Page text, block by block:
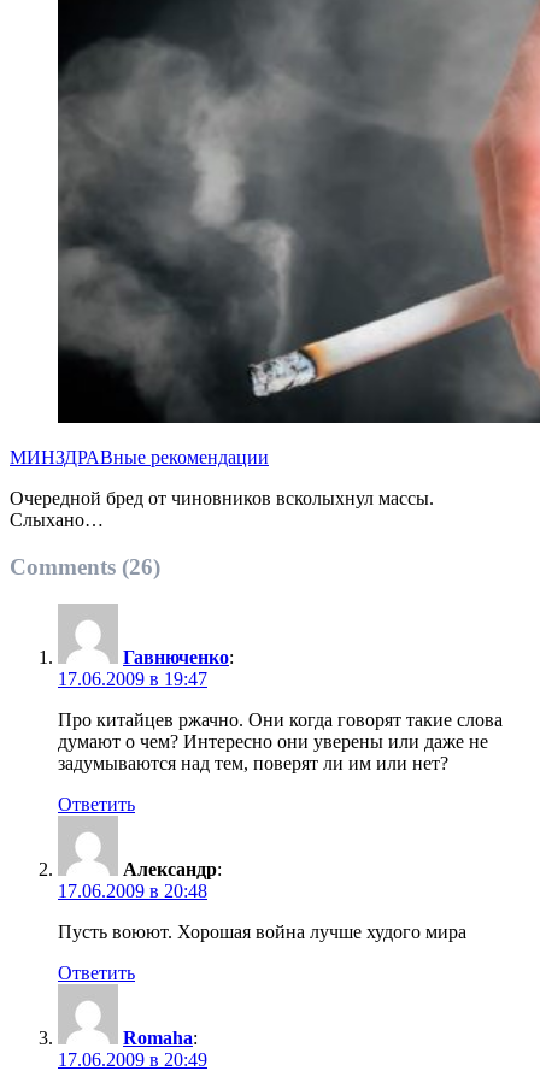
МИНЗДРАВные рекомендации
Очередной бред от чиновников всколыхнул массы.
Слыхано…
Comments (26)
Гавнюченко:
17.06.2009 в 19:47
Про китайцев ржачно. Они когда говорят такие слова
думают о чем? Интересно они уверены или даже не
задумываются над тем, поверят ли им или нет?
Ответить
Александр:
17.06.2009 в 20:48
Пусть воюют. Хорошая война лучше худого мира
Ответить
Romaha:
17.06.2009 в 20:49